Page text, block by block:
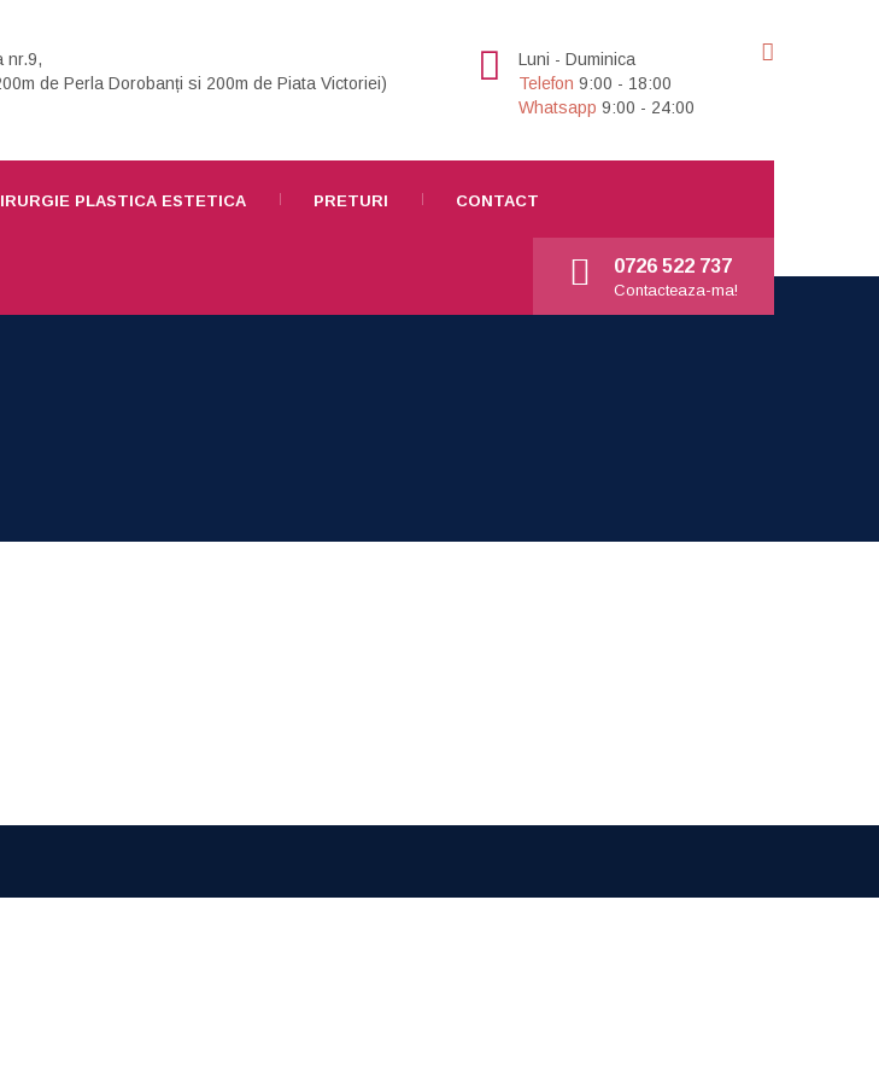
Luni - Duminica
Telefon 9:00 - 18:00
Whatsapp 9:00 - 24:00
nr.9,
de Perla Dorobanți si 200m de Piata Victoriei)
PLASTICA ESTETICA PRETURI CONTACT
0726 522 737
Contacteaza-ma!